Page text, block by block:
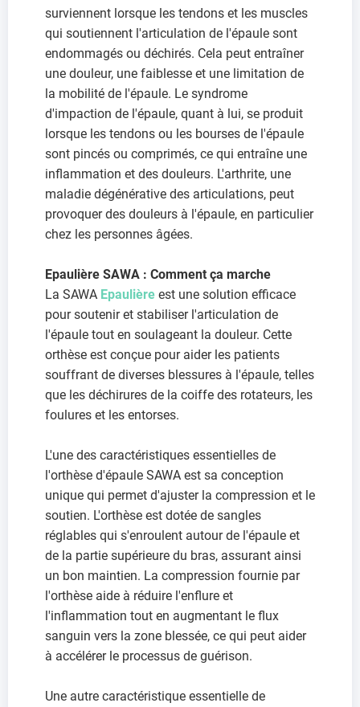
surviennent lorsque les tendons et les muscles
qui soutiennent l'articulation de l'épaule sont
endommagés ou déchirés. Cela peut entraîner
une douleur, une faiblesse et une limitation de
la mobilité de l'épaule. Le syndrome
d'impaction de l'épaule, quant à lui, se produit
lorsque les tendons ou les bourses de l'épaule
sont pincés ou comprimés, ce qui entraîne une
inflammation et des douleurs. L'arthrite, une
maladie dégénérative des articulations, peut
provoquer des douleurs à l'épaule, en particulier
chez les personnes âgées.
Epaulière SAWA : Comment ça marche
La SAWA Epaulière est une solution efficace
pour soutenir et stabiliser l'articulation de
l'épaule tout en soulageant la douleur. Cette
orthèse est conçue pour aider les patients
souffrant de diverses blessures à l'épaule, telles
que les déchirures de la coiffe des rotateurs, les
foulures et les entorses.
L'une des caractéristiques essentielles de
l'orthèse d'épaule SAWA est sa conception
unique qui permet d'ajuster la compression et le
soutien. L'orthèse est dotée de sangles
réglables qui s'enroulent autour de l'épaule et
de la partie supérieure du bras, assurant ainsi
un bon maintien. La compression fournie par
l'orthèse aide à réduire l'enflure et
l'inflammation tout en augmentant le flux
sanguin vers la zone blessée, ce qui peut aider
à accélérer le processus de guérison.
Une autre caractéristique essentielle de